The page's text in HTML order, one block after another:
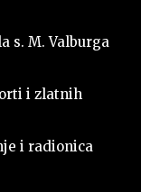
s. M. Valburga
i zlatnih
i radionica